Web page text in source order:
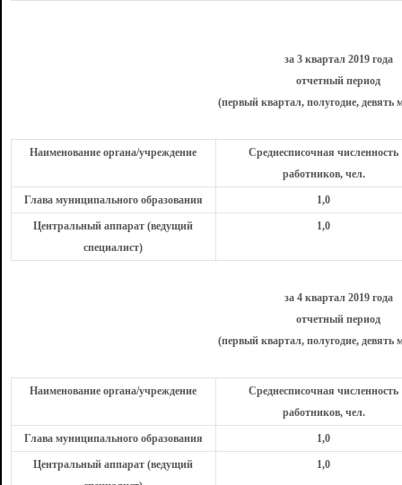
за 3 квартал 2019 года
отчетный период
(первый квартал, полугодие, девять
Наименование органа/учреждение
Среднесписочная численность
работников, чел.
Глава муниципального образования 1,0
Центральный аппарат (ведущий
специалист)
1,0
за 4 квартал 2019 года
отчетный период
(первый квартал, полугодие, девять
Наименование органа/учреждение
Среднесписочная численность
работников, чел.
Глава муниципального образования 1,0
Центральный аппарат (ведущий
1,0